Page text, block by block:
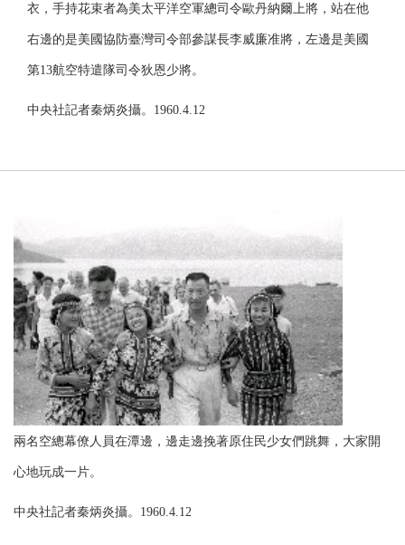
衣，手持花束者為美太平洋空軍總司令歐丹納爾上將，站在他
右邊的是美國協防臺灣司令部參謀長李威廉准將，左邊是美國
第13航空特遣隊司令狄恩少將。
中央社記者秦炳炎攝。1960.4.12
兩名空總幕僚人員在潭邊，邊走邊挽著原住民少女們跳舞，大家開
心地玩成一片。
中央社記者秦炳炎攝。1960.4.12